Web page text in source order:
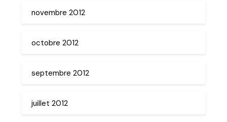
novembre 2012
octobre 2012
septembre 2012
juillet 2012